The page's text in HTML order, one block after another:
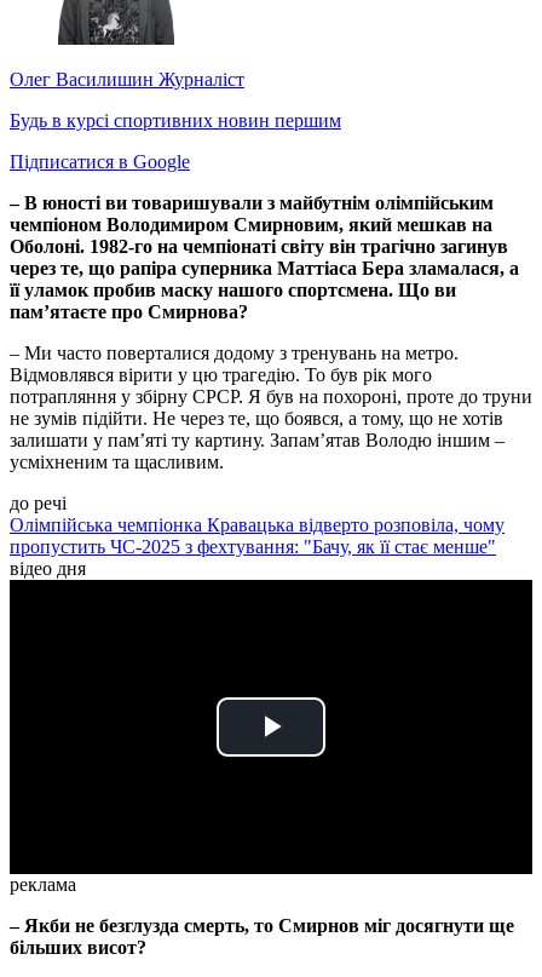
Олег Василишин Журналіст
Будь в курсі спортивних новин першим
Підписатися в Google
– В юності ви товаришували з майбутнім олімпійським
чемпіоном Володимиром Смирновим, який мешкав на
Оболоні. 1982-го на чемпіонаті світу він трагічно загинув
через те, що рапіра суперника Маттіаса Бера зламалася, а
її уламок пробив маску нашого спортсмена. Що ви
пам’ятаєте про Смирнова?
– Ми часто поверталися додому з тренувань на метро.
Відмовлявся вірити у цю трагедію. То був рік мого
потрапляння у збірну СРСР. Я був на похороні, проте до труни
не зумів підійти. Не через те, що боявся, а тому, що не хотів
залишати у пам’яті ту картину. Запам’ятав Володю іншим –
усміхненим та щасливим.
до речі
Олімпійська чемпіонка Кравацька відверто розповіла, чому
пропустить ЧС-2025 з фехтування: "Бачу, як її стає менше"
відео дня
Play
реклама
– Якби не безглузда смерть, то Смирнов міг досягнути ще
більших висот?